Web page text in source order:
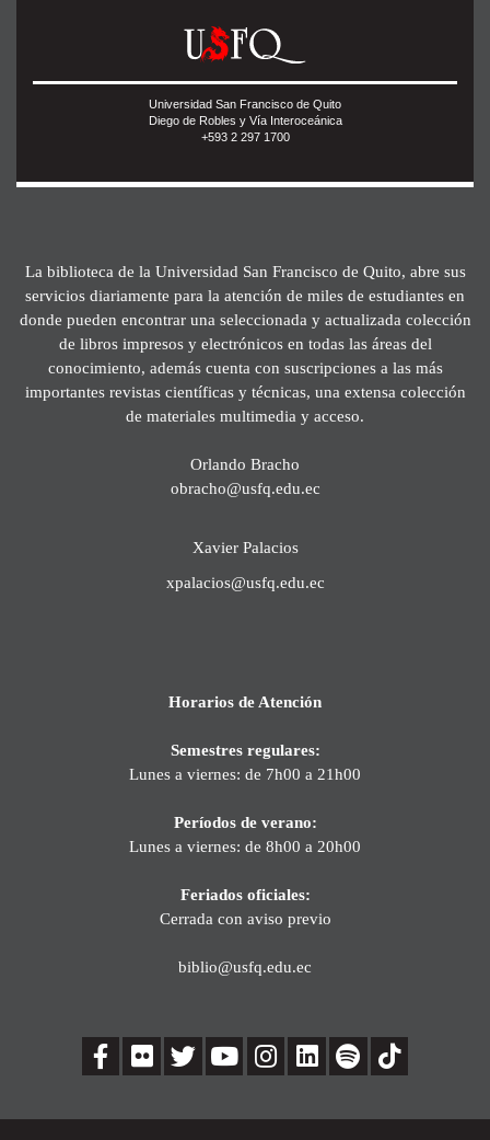
Universidad San Francisco de Quito
Diego de Robles y Vía Interoceánica
+593 2 297 1700
La biblioteca de la Universidad San Francisco de Quito, abre sus
servicios diariamente para la atención de miles de estudiantes en
donde pueden encontrar una seleccionada y actualizada colección
de libros impresos y electrónicos en todas las áreas del
conocimiento, además cuenta con suscripciones a las más
importantes revistas científicas y técnicas, una extensa colección
de materiales multimedia y acceso.
Orlando Bracho
obracho@usfq.edu.ec
Xavier Palacios
xpalacios@usfq.edu.ec
Horarios de Atención
Semestres regulares:
Lunes a viernes: de 7h00 a 21h00
Períodos de verano:
Lunes a viernes: de 8h00 a 20h00
Feriados oficiales:
Cerrada con aviso previo
biblio@usfq.edu.ec